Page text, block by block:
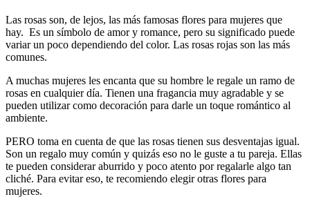
Las rosas son, de lejos, las más famosas flores para mujeres que
hay. Es un símbolo de amor y romance, pero su significado puede
variar un poco dependiendo del color. Las rosas rojas son las más
comunes.
A muchas mujeres les encanta que su hombre le regale un ramo de
rosas en cualquier día. Tienen una fragancia muy agradable y se
pueden utilizar como decoración para darle un toque romántico al
ambiente.
PERO toma en cuenta de que las rosas tienen sus desventajas igual.
Son un regalo muy común y quizás eso no le guste a tu pareja. Ellas
te pueden considerar aburrido y poco atento por regalarle algo tan
cliché. Para evitar eso, te recomiendo elegir otras flores para
mujeres.